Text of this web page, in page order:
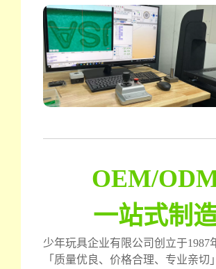
OEM/
一站式制
少年玩具企业有限公司创立于1987
「质量优良、价格合理、专业亲切